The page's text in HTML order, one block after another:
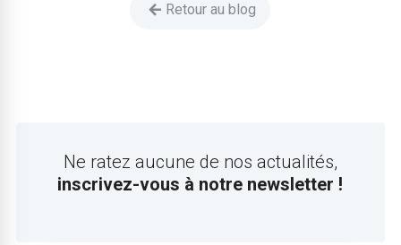
Retour au blog
Ne ratez aucune de nos actualités,
inscrivez-vous à notre newsletter !